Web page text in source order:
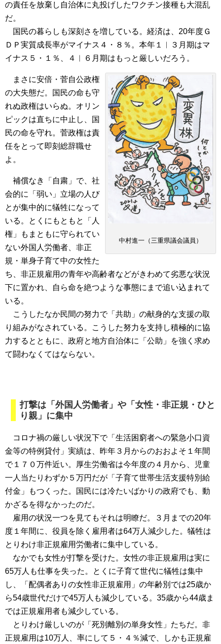
の責任を放棄し自治体に丸投げしたワクチン接種も大混乱
だ。
国民の暮らしも深刻さを増している。経済は、20年度Ｇ
ＤＰ実質成長率がマイナス４・８％。本年１︱３月期はマ
イナス５・１％、４︱６月期はもっと厳しいだろう。
中村進一（三重県議会議員）
まさに安倍・菅自公政権
の大失態だ。国民の命も守
れぬ政権はいらぬ。オリン
ピックは直ちに中止し、国
民の命を守れ。菅政権は責
任をとって即刻総辞職せ
よ。
補償なき「自粛」で、社
会的に「弱い」立場の人び
とが集中的に犠牲になって
いる。とくにもともと「人
権」もまともに守られてい
ない外国人労働者、非正
規・単身子育て中の女性た
ち、非正規雇用の青年や高齢者などがきわめて劣悪な状況
下に置かれ、自ら命を絶つような事態にまで追い込まれて
いる。
こうしたなか民間の努力で「共助」の献身的な支援の取
り組みがなされている。こうした努力を支持し積極的に協
力するとともに、政府と地方自治体に「公助」を強く求め
て闘わなくてはならない。
打撃は「外国人労働者」や「女性・非正規・ひと
り親」に集中
コロナ禍の厳しい状況下で「生活困窮者への緊急小口資
金等の特例貸付」実績は、昨年３月からのおおよそ１年間
で１７０万件近い。厚生労働省は今年度の４月から、児童
一人当たりわずか５万円だが「子育て世帯生活支援特別給
付金」もつくった。国民には冷たいばかりの政府でも、動
かざるを得なかったのだ。
雇用の状況一つを見てもそれは明瞭だ。３月までの20年
度１年間に、役員を除く雇用者は64万人減少した。犠牲は
とりわけ非正規雇用労働者に集中している。
なかでも女性が打撃を受けた。女性の非正規雇用は実に
65万人も仕事を失った。とくに子育て世代に犠牲は集中
し、「配偶者ありの女性非正規雇用」の年齢別では25歳か
ら54歳世代だけで45万人も減少している。35歳から44歳ま
では正規雇用者も減少している。
とりわけ厳しいのが「死別離別の単身女性」たちだ。非
正規雇用は10万人、率にして５・４％減で、しかも正規雇